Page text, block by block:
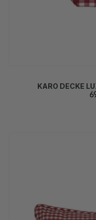
KARO DECKE